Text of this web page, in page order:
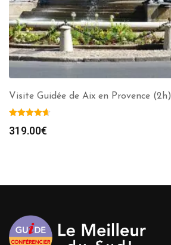
Visite Guidée de Aix en Provence (2h)
319.00€